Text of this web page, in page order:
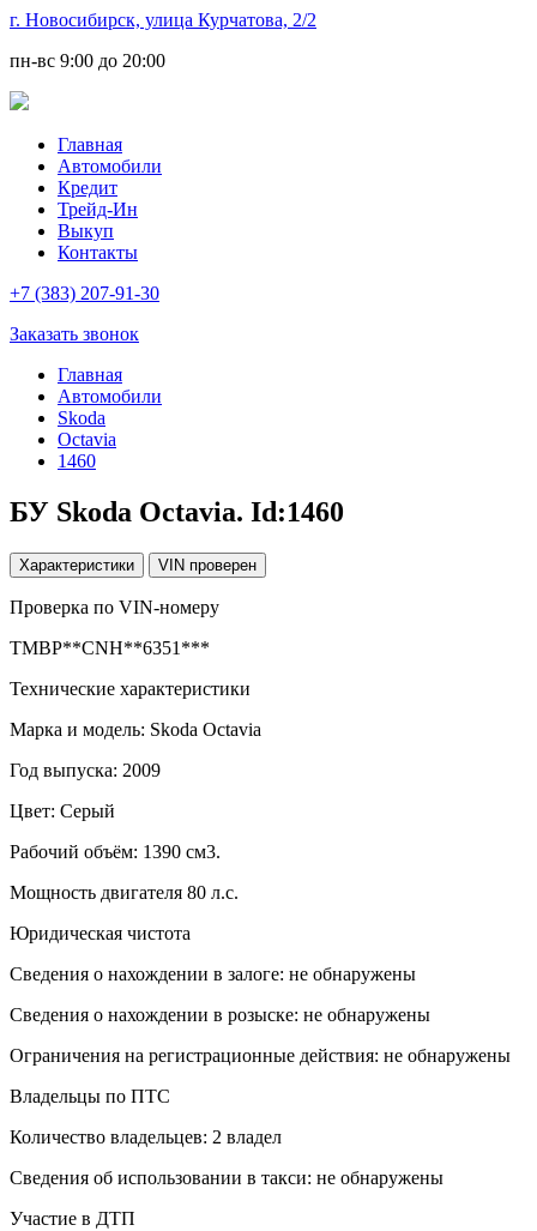
г. Новосибирск, улица Курчатова, 2/2
пн-вс 9:00 до 20:00
Главная
Автомобили
Кредит
Трейд-Ин
Выкуп
Контакты
+7 (383) 207-91-30
Заказать звонок
Главная
Автомобили
Skoda
Octavia
1460
БУ Skoda Octavia. Id:1460
Характеристики VIN проверен
Проверка по VIN-номеру
TMBP**CNH**6351***
Технические характеристики
Марка и модель: Skoda Octavia
Год выпуска: 2009
Цвет: Серый
Рабочий объём: 1390 см3.
Мощность двигателя 80 л.с.
Юридическая чистота
Сведения о нахождении в залоге: не обнаружены
Сведения о нахождении в розыске: не обнаружены
Ограничения на регистрационные действия: не обнаружены
Владельцы по ПТС
Количество владельцев: 2 владел
Сведения об использовании в такси: не обнаружены
Участие в ДТП